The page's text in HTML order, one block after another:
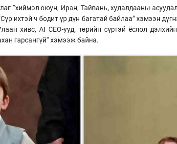
“хиймэл оюун, Иран, Тайвань, худалдааны
ихтэй ч бодит үр дүн багатай байлаа” хэмээн
хивс, AI CEO-ууд, төрийн сүртэй ёслол
гарсангүй” хэмээж байна.